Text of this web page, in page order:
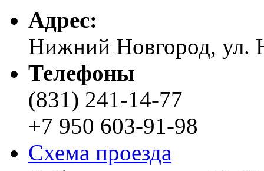
Адреc:
Нижний Новгород, ул.
Телефоны
(831) 241-14-77
+7 950 603-91-98
Схема проезда